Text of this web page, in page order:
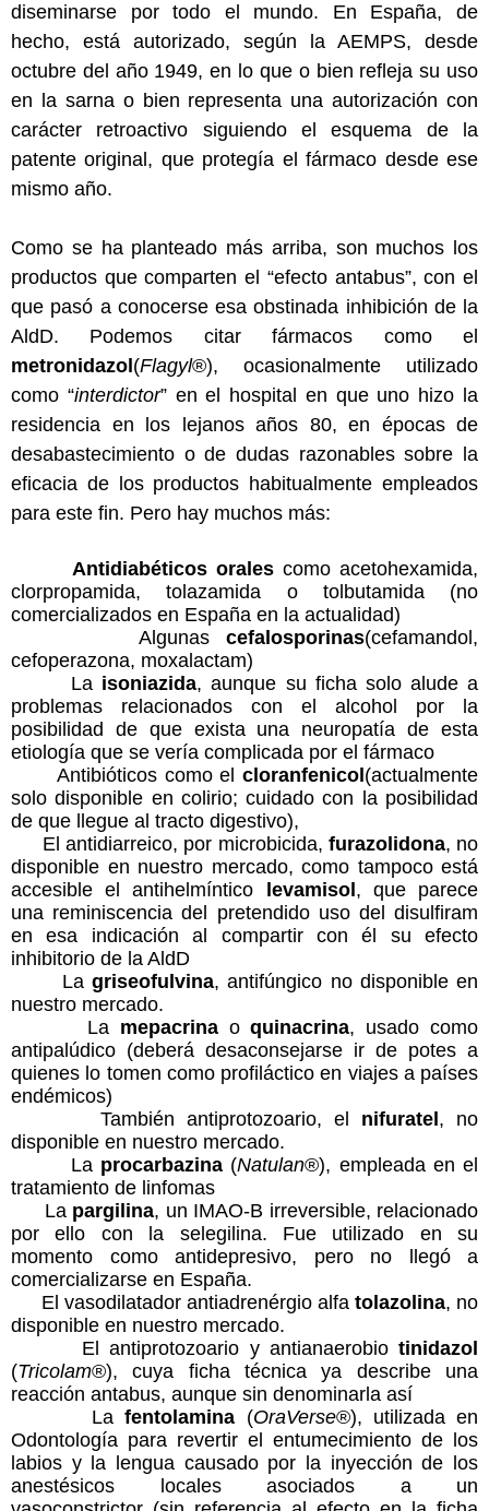
diseminarse por todo el mundo. En España, de
hecho, está autorizado, según la AEMPS, desde
octubre del año 1949, en lo que o bien refleja su uso
en la sarna o bien representa una autorización con
carácter retroactivo siguiendo el esquema de la
patente original, que protegía el fármaco desde ese
mismo año.
Como se ha planteado más arriba, son muchos los
productos que comparten el “efecto antabus”, con el
que pasó a conocerse esa obstinada inhibición de la
AldD. Podemos citar fármacos como el
metronidazol (Flagyl®), ocasionalmente utilizado
como “interdictor” en el hospital en que uno hizo la
residencia en los lejanos años 80, en épocas de
desabastecimiento o de dudas razonables sobre la
eficacia de los productos habitualmente empleados
para este fin. Pero hay muchos más:
Antidiabéticos oralescomo acetohexamida,
clorpropamida, tolazamida o tolbutamida (no
comercializados en España en la actualidad)
Algunas cefalosporinas(cefamandol,
cefoperazona, moxalactam)
La isoniazida, aunque su ficha solo alude a
problemas relacionados con el alcohol por la
posibilidad de que exista una neuropatía de esta
etiología que se vería complicada por el fármaco
Antibióticos como el cloranfenicol (actualmente
solo disponible en colirio; cuidado con la posibilidad
de que llegue al tracto digestivo),
El antidiarreico, por microbicida, furazolidona, no
disponible en nuestro mercado, como tampoco está
accesible el antihelmíntico
levamisol , que parece
una reminiscencia del pretendido uso del disulfiram
en esa indicación al compartir con él su efecto
inhibitorio de la AldD
Lagriseofulvina, antifúngico no disponible en
nuestro mercado.
La mepacrina oquinacrina, usado como
antipalúdico (deberá desaconsejarse ir de potes a
quienes lo tomen como profiláctico en viajes a países
endémicos)
También antiprotozoario, el nifuratel , no
disponible en nuestro mercado.
La procarbazina (Natulan®), empleada en el
tratamiento de linfomas
La pargilina, un IMAO-B irreversible, relacionado
por ello con la selegilina. Fue utilizado en su
momento como antidepresivo, pero no llegó a
comercializarse en España.
El vasodilatador antiadrenérgio alfa tolazolina, no
disponible en nuestro mercado.
El antiprotozoario y antianaerobiotinidazol
(Tricolam®), cuya ficha técnica ya describe una
reacción antabus, aunque sin denominarla así
Lafentolamina (OraVerse®), utilizada en
Odontología para revertir el entumecimiento de los
labios y la lengua causado por la inyección de los
anestésicos locales asociados a un